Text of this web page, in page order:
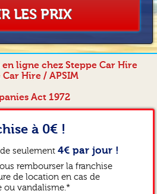
LES PRIX
ligne chez Steppe Car Hire
Car Hire / APSIM
Act 1972
à 0€ !
seulement 4€ par jour !
rembourser la franchise
de location en cas de
ou vandalisme.*